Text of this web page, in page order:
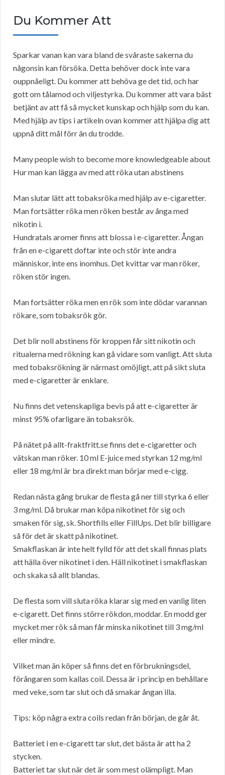
Du Kommer Att
Sparkar vanan kan vara bland de svåraste sakerna du
någonsin kan försöka. Detta behöver dock inte vara
ouppnåeligt. Du kommer att behöva ge det tid, och har
gott om tålamod och viljestyrka. Du kommer att vara bäst
betjänt av att få så mycket kunskap och hjälp som du kan.
Med hjälp av tips i artikeln ovan kommer att hjälpa dig att
uppnå ditt mål förr än du trodde.
Many people wish to become more knowledgeable about
Hur man kan lägga av med att röka utan abstinens
Man slutar lätt att tobaksröka med hjälp av e-cigaretter.
Man fortsätter röka men röken består av ånga med
nikotin i.
Hundratals aromer finns att blossa i e-cigaretter. Ångan
från en e-cigarett doftar inte och stör inte andra
människor, inte ens inomhus. Det kvittar var man röker,
röken stör ingen.
Man fortsätter röka men en rök som inte dödar varannan
rökare, som tobaksrök gör.
Det blir noll abstinens för kroppen får sitt nikotin och
ritualerna med rökning kan gå vidare som vanligt. Att sluta
med tobaksrökning är närmast omöjligt, att på sikt sluta
med e-cigaretter är enklare.
Nu finns det vetenskapliga bevis på att e-cigaretter är
minst 95% ofarligare än tobaksrök.
På nätet på allt-fraktfritt.se finns det e-cigaretter och
vätskan man röker. 10 ml E-juice med styrkan 12 mg/ml
eller 18 mg/ml är bra direkt man börjar med e-cigg.
Redan nästa gång brukar de flesta gå ner till styrka 6 eller
3 mg/ml. Då brukar man köpa nikotinet för sig och
smaken för sig, sk. Shortfills eller FillUps. Det blir billigare
så för det är skatt på nikotinet.
Smakflaskan är inte helt fylld för att det skall finnas plats
att hälla över nikotinet i den. Häll nikotinet i smakflaskan
och skaka så allt blandas.
De flesta som vill sluta röka klarar sig med en vanlig liten
e-cigarett. Det finns större rökdon, moddar. En modd ger
mycket mer rök så man får minska nikotinet till 3 mg/ml
eller mindre.
Vilket man än köper så finns det en förbrukningsdel,
förångaren som kallas coil. Dessa är i princip en behållare
med veke, som tar slut och då smakar ångan illa.
Tips: köp några extra coils redan från början, de går åt.
Batteriet i en e-cigarett tar slut, det bästa är att ha 2
stycken.
Batteriet tar slut när det är som mest olämpligt. Man